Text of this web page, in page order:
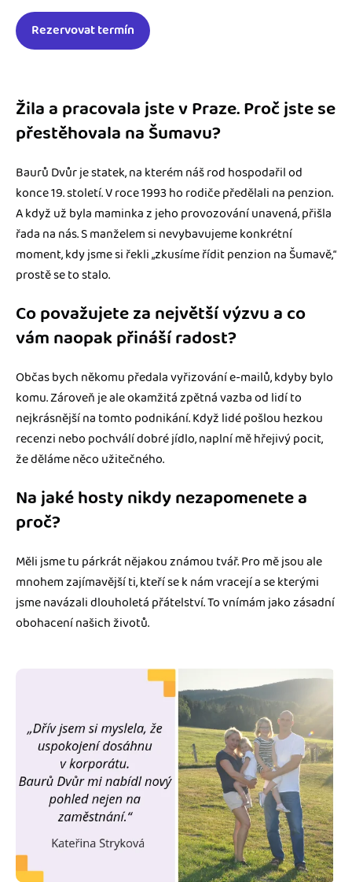
Rezervovat termín
Žila a pracovala jste v Praze. Proč jste se
přestěhovala na Šumavu?
Baurů Dvůr je statek, na kterém náš rod hospodařil od
konce 19. století. V roce 1993 ho rodiče předělali na penzion.
A když už byla maminka z jeho provozování unavená, přišla
řada na nás. S manželem si nevybavujeme konkrétní
moment, kdy jsme si řekli „zkusíme řídit penzion na Šumavě,“
prostě se to stalo.
Co považujete za největší výzvu a co
vám naopak přináší radost?
Občas bych někomu předala vyřizování e-mailů, kdyby bylo
komu. Zároveň je ale okamžitá zpětná vazba od lidí to
nejkrásnější na tomto podnikání. Když lidé pošlou hezkou
recenzi nebo pochválí dobré jídlo, naplní mě hřejivý pocit,
že děláme něco užitečného.
Na jaké hosty nikdy nezapomenete a
proč?
Měli jsme tu párkrát nějakou známou tvář. Pro mě jsou ale
mnohem zajímavější ti, kteří se k nám vracejí a se kterými
jsme navázali dlouholetá přátelství. To vnímám jako zásadní
obohacení našich životů.